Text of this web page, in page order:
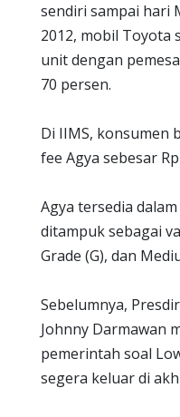
sendiri sampai hari
2012, mobil Toyota
unit dengan
70 persen.
Di IIMS, konsumen
fee Agya sebesar
Agya tersedia
ditampuk sebagai
Grade (G), dan
Sebelumnya,
Johnny Darmawan
pemerintah soal
segera keluar di